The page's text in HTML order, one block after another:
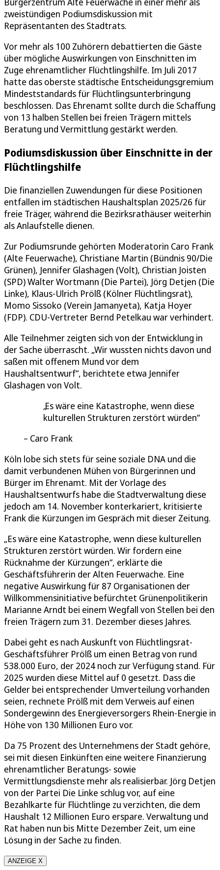
zweistündigen Podiumsdiskussion mit
Repräsentanten des Stadtrats.
Vor mehr als 100 Zuhörern debattierten die Gäste
über mögliche Auswirkungen von Einschnitten im
Zuge ehrenamtlicher Flüchtlingshilfe. Im Juli 2017
hatte das oberste städtische Entscheidungsgremium
Mindeststandards für Flüchtlingsunterbringung
beschlossen. Das Ehrenamt sollte durch die Schaffung
von 13 halben Stellen bei freien Trägern mittels
Beratung und Vermittlung gestärkt werden.
Podiumsdiskussion über Einschnitte in der
Flüchtlingshilfe
Die finanziellen Zuwendungen für diese Positionen
entfallen im städtischen Haushaltsplan 2025/26 für
freie Träger, während die Bezirksrathäuser weiterhin
als Anlaufstelle dienen.
Zur Podiumsrunde gehörten Moderatorin Caro Frank
(Alte Feuerwache), Christiane Martin (Bündnis 90/Die
Grünen), Jennifer Glashagen (Volt), Christian Joisten
(SPD) Walter Wortmann (Die Partei), Jörg Detjen (Die
Linke), Klaus-Ulrich Prölß (Kölner Flüchtlingsrat),
Momo Sissoko (Verein Jamanyeta), Katja Hoyer
(FDP). CDU-Vertreter Bernd Petelkau war verhindert.
Alle Teilnehmer zeigten sich von der Entwicklung in
der Sache überrascht. „Wir wussten nichts davon und
saßen mit offenem Mund vor dem
Haushaltsentwurf“, berichtete etwa Jennifer
Glashagen von Volt.
Es wäre eine Katastrophe, wenn diese
kulturellen Strukturen zerstört würden
Caro Frank
Köln lobe sich stets für seine soziale DNA und die
damit verbundenen Mühen von Bürgerinnen und
Bürger im Ehrenamt. Mit der Vorlage des
Haushaltsentwurfs habe die Stadtverwaltung diese
jedoch am 14. November konterkariert, kritisierte
Frank die Kürzungen im Gespräch mit dieser Zeitung.
„Es wäre eine Katastrophe, wenn diese kulturellen
Strukturen zerstört würden. Wir fordern eine
Rücknahme der Kürzungen“, erklärte die
Geschäftsführerin der Alten Feuerwache. Eine
negative Auswirkung für 87 Organisationen der
Willkommensinitiative befürchtet Grünenpolitikerin
Marianne Arndt bei einem Wegfall von Stellen bei den
freien Trägern zum 31. Dezember dieses Jahres.
Dabei geht es nach Auskunft von Flüchtlingsrat-
Geschäftsführer Prölß um einen Betrag von rund
538.000 Euro, der 2024 noch zur Verfügung stand. Für
2025 wurden diese Mittel auf 0 gesetzt. Dass die
Gelder bei entsprechender Umverteilung vorhanden
seien, rechnete Prölß mit dem Verweis auf einen
Sondergewinn des Energieversorgers Rhein-Energie in
Höhe von 130 Millionen Euro vor.
Da 75 Prozent des Unternehmens der Stadt gehöre,
sei mit diesen Einkünften eine weitere Finanzierung
ehrenamtlicher Beratungs- sowie
Vermittlungsdienste mehr als realisierbar. Jörg Detjen
von der Partei Die Linke schlug vor, auf eine
Bezahlkarte für Flüchtlinge zu verzichten, die dem
Haushalt 12 Millionen Euro erspare. Verwaltung und
Rat haben nun bis Mitte Dezember Zeit, um eine
Lösung in der Sache zu finden.
ANZEIGE X